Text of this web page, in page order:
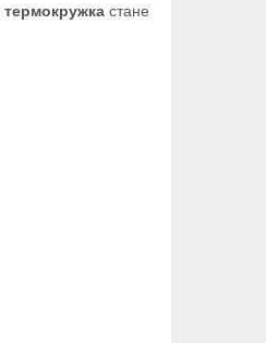
термокружка стане